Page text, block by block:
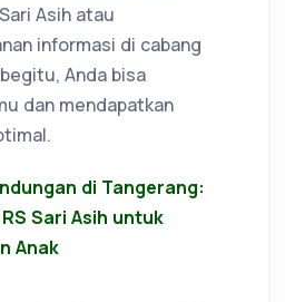
Asih atau
informasi di cabang
Anda bisa
dan mendapatkan
di Tangerang:
Sari Asih untuk
Anak